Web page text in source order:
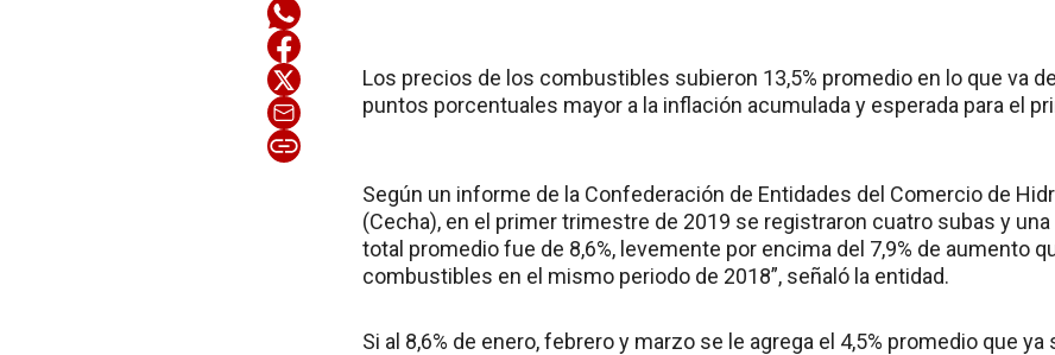
Los precios de los combustibles subieron 13,5% promedio en lo que va
puntos porcentuales mayor a la inflación acumulada y esperada para el
Según un informe de la Confederación de Entidades del Comercio de
(Cecha), en el primer trimestre de 2019 se registraron cuatro subas y
total promedio fue de 8,6%, levemente por encima del 7,9% de aumento
combustibles en el mismo periodo de 2018”, señaló la entidad.
Si al 8,6% de enero, febrero y marzo se le agrega el 4,5% promedio que ya